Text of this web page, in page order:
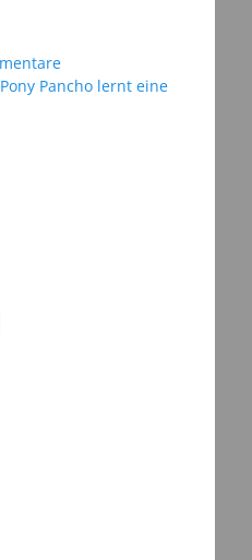
Pancho lernt eine